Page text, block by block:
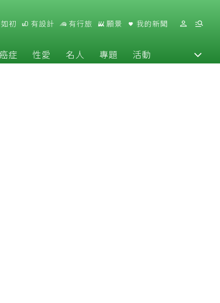
初 有設計 有行旅 願景 我的新聞
症 性愛 名人 專題 活動